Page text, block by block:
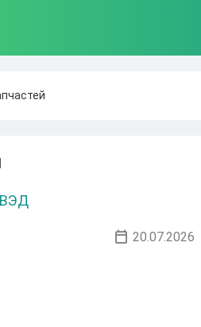
ВЭД
20.07.2026